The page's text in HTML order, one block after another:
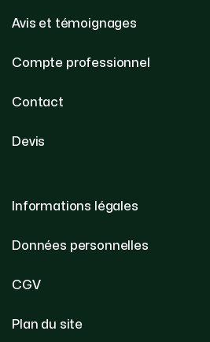
Avis et témoignages
Compte professionnel
Contact
Devis
Informations légales
Données personnelles
CGV
Plan du site